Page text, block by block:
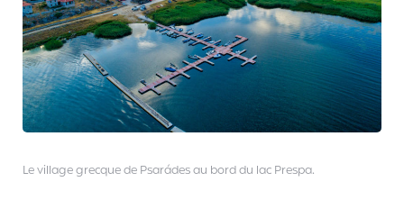
Le village grecque de Psarádes au bord du lac Prespa.